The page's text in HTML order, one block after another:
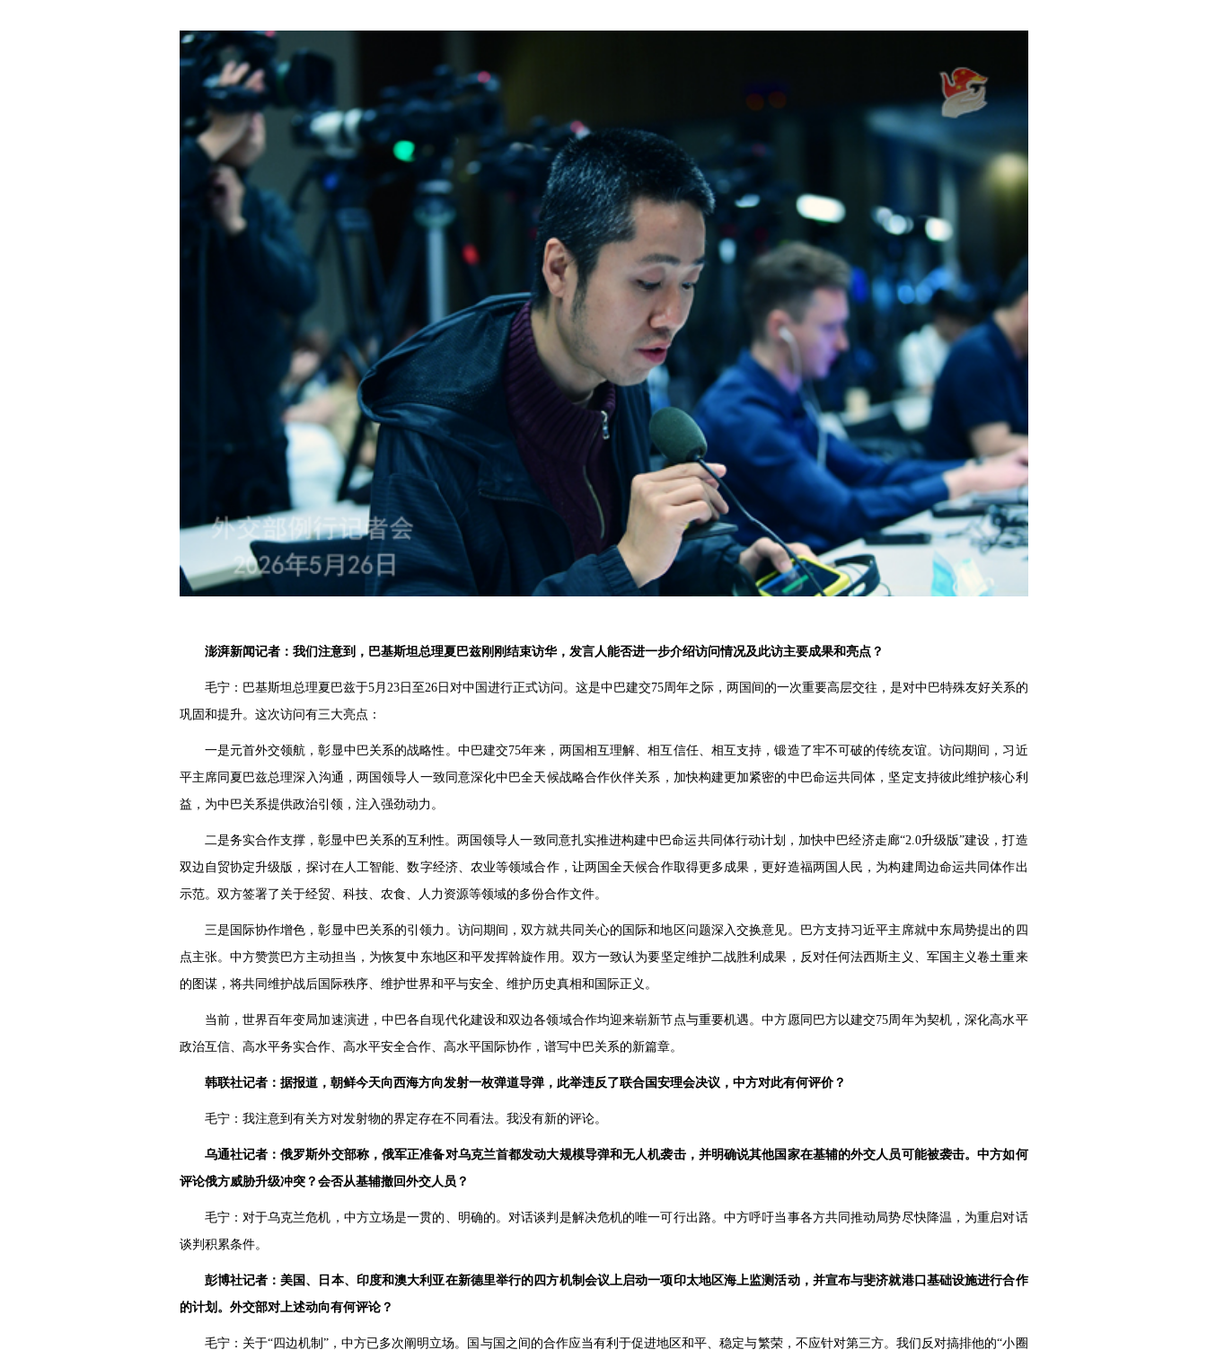
澎湃新闻记者：我们注意到，巴基斯坦总理夏巴兹刚刚结束访华，发言人能否进一步介绍访问情况及此访主要成果和亮点？
毛宁：巴基斯坦总理夏巴兹于5月23日至26日对中国进行正式访问。这是中巴建交75周年之际，两国间的一次重要高层交往，是对中巴特殊友好关系的
巩固和提升。这次访问有三大亮点：
一是元首外交领航，彰显中巴关系的战略性。中巴建交75年来，两国相互理解、相互信任、相互支持，锻造了牢不可破的传统友谊。访问期间，习近
平主席同夏巴兹总理深入沟通，两国领导人一致同意深化中巴全天候战略合作伙伴关系，加快构建更加紧密的中巴命运共同体，坚定支持彼此维护核心利
益，为中巴关系提供政治引领，注入强劲动力。
二是务实合作支撑，彰显中巴关系的互利性。两国领导人一致同意扎实推进构建中巴命运共同体行动计划，加快中巴经济走廊“2.0升级版”建设，打造
双边自贸协定升级版，探讨在人工智能、数字经济、农业等领域合作，让两国全天候合作取得更多成果，更好造福两国人民，为构建周边命运共同体作出
示范。双方签署了关于经贸、科技、农食、人力资源等领域的多份合作文件。
三是国际协作增色，彰显中巴关系的引领力。访问期间，双方就共同关心的国际和地区问题深入交换意见。巴方支持习近平主席就中东局势提出的四
点主张。中方赞赏巴方主动担当，为恢复中东地区和平发挥斡旋作用。双方一致认为要坚定维护二战胜利成果，反对任何法西斯主义、军国主义卷土重来
的图谋，将共同维护战后国际秩序、维护世界和平与安全、维护历史真相和国际正义。
当前，世界百年变局加速演进，中巴各自现代化建设和双边各领域合作均迎来崭新节点与重要机遇。中方愿同巴方以建交75周年为契机，深化高水平
政治互信、高水平务实合作、高水平安全合作、高水平国际协作，谱写中巴关系的新篇章。
韩联社记者：据报道，朝鲜今天向西海方向发射一枚弹道导弹，此举违反了联合国安理会决议，中方对此有何评价？
毛宁：我注意到有关方对发射物的界定存在不同看法。我没有新的评论。
乌通社记者：俄罗斯外交部称，俄军正准备对乌克兰首都发动大规模导弹和无人机袭击，并明确说其他国家在基辅的外交人员可能被袭击。中方如何
评论俄方威胁升级冲突？会否从基辅撤回外交人员？
毛宁：对于乌克兰危机，中方立场是一贯的、明确的。对话谈判是解决危机的唯一可行出路。中方呼吁当事各方共同推动局势尽快降温，为重启对话
谈判积累条件。
彭博社记者：美国、日本、印度和澳大利亚在新德里举行的四方机制会议上启动一项印太地区海上监测活动，并宣布与斐济就港口基础设施进行合作
的计划。外交部对上述动向有何评论？
毛宁：关于“四边机制”，中方已多次阐明立场。国与国之间的合作应当有利于促进地区和平、稳定与繁荣，不应针对第三方。我们反对搞排他的“小圈